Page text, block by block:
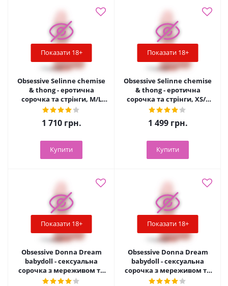
Показати 18+
Obsessive Selinne chemise
& thong - еротична
сорочка та стрінги, M/L
(чорний)
1 710грн.
Купити
Показати 18+
Obsessive Selinne chemise
& thong - еротична
сорочка та стрінги, XS/S
(чорний)
1 499грн.
Купити
Показати 18+
Obsessive Donna Dream
babydoll - сексуальна
сорочка з мереживом та
стрінги, XL/XXL (чорний)
Показати 18+
Obsessive Donna Dream
babydoll - сексуальна
сорочка з мереживом та
стрінги, M/L (чорний)